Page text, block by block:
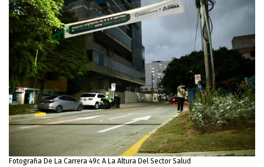
Fotografia De La Carrera 49c A La Altura Del Sector Salud